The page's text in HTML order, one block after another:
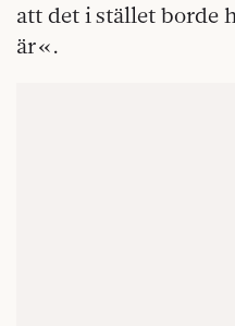
att det i stället borde
är«.